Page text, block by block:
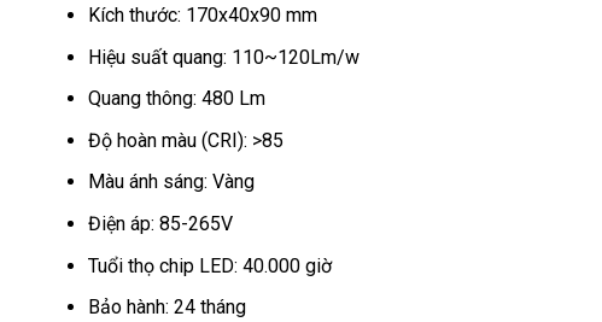
Kích thước: 170x40x90 mm
Hiệu suất quang: 110~120Lm/w
Quang thông: 480 Lm
Độ hoàn màu (CRI): >85
Màu ánh sáng: Vàng
Điện áp: 85-265V
Tuổi thọ chip LED: 40.000 giờ
Bảo hành: 24 tháng